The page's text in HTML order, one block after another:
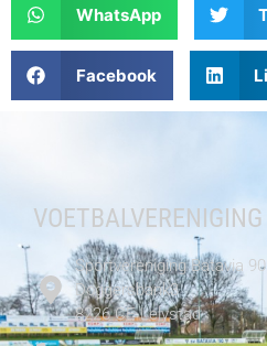
WhatsApp
Facebook
Sportvereniging Batavia 90
Doggersbank3
8226 CE Lelystad